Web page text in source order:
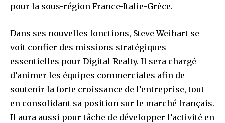
pour la sous-région France-Italie-Grèce.
Dans ses nouvelles fonctions, Steve Weihart se
voit confier des missions stratégiques
essentielles pour Digital Realty. Il sera chargé
d’animer les équipes commerciales afin de
soutenir la forte croissance de l’entreprise, tout
en consolidant sa position sur le marché français.
Il aura aussi pour tâche de développer l’activité en